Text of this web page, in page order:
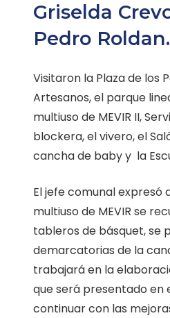
Griselda
Pedro Roldan.
Visitaron la Plaza de los
Artesanos, el parque
multiuso de MEVIR II,
blockera, el vivero, el
cancha de baby y la
El jefe comunal expresó
multiuso de MEVIR se
tableros de básquet, se
demarcatorias de la
trabajará en la
que será presentado en
continuar con las